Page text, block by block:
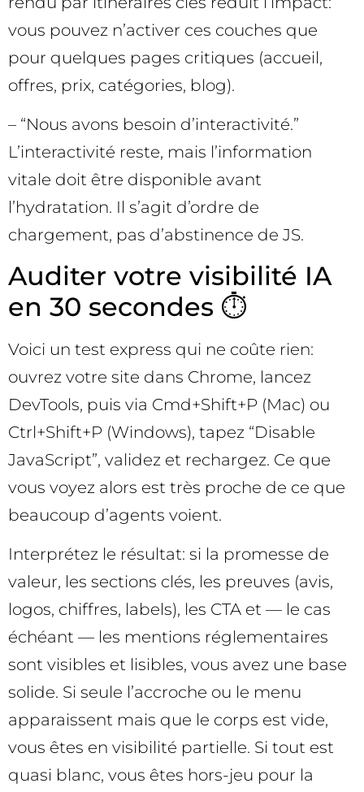
vous pouvez n’activer ces couches que
pour quelques pages critiques (accueil,
offres, prix, catégories, blog).
– “Nous avons besoin d’interactivité.”
L’interactivité reste, mais l’information
vitale doit être disponible avant
l’hydratation. Il s’agit d’ordre de
chargement, pas d’abstinence de JS.
Auditer votre visibilité IA
en 30 secondes ⏱️
Voici un test express qui ne coûte rien:
ouvrez votre site dans Chrome, lancez
DevTools, puis via Cmd+Shift+P (Mac) ou
Ctrl+Shift+P (Windows), tapez “Disable
JavaScript”, validez et rechargez. Ce que
vous voyez alors est très proche de ce que
beaucoup d’agents voient.
Interprétez le résultat: si la promesse de
valeur, les sections clés, les preuves (avis,
logos, chiffres, labels), les CTA et — le cas
échéant — les mentions réglementaires
sont visibles et lisibles, vous avez une base
solide. Si seule l’accroche ou le menu
apparaissent mais que le corps est vide,
vous êtes en visibilité partielle. Si tout est
quasi blanc, vous êtes hors-jeu pour la